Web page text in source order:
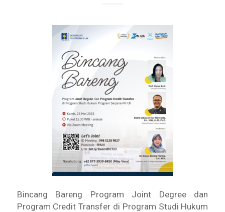
Bincang Bareng Program Joint Degree dan
Program Credit Transfer di Program Studi Hukum